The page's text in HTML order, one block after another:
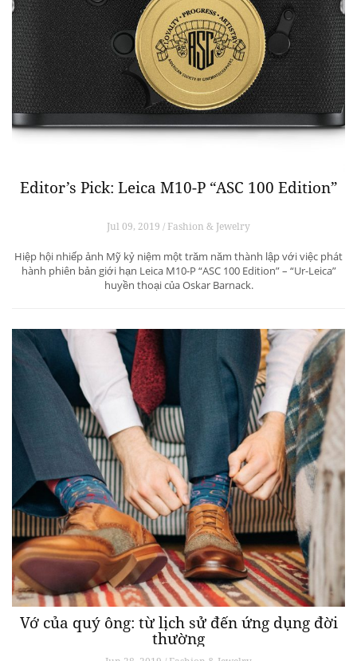
Editor’s Pick: Leica M10-P “ASC 100 Edition”
Jul 09, 2019 / Fashion & Jewelry
Hiệp hội nhiếp ảnh Mỹ kỷ niệm một trăm năm thành lập với việc phát
hành phiên bản giới hạn Leica M10-P “ASC 100 Edition” – “Ur-Leica”
huyền thoại của Oskar Barnack.
Vớ của quý ông: từ lịch sử đến ứng dụng đời
thường